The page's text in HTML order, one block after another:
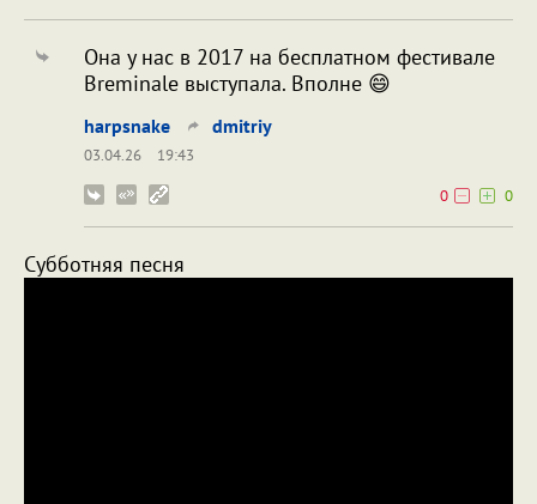
Она у нас в 2017 на бесплатном фестивале
Breminale выступала. Вполне 😄
harpsnake dmitriy
03.04.26
19:43
0
0
Субботняя песня